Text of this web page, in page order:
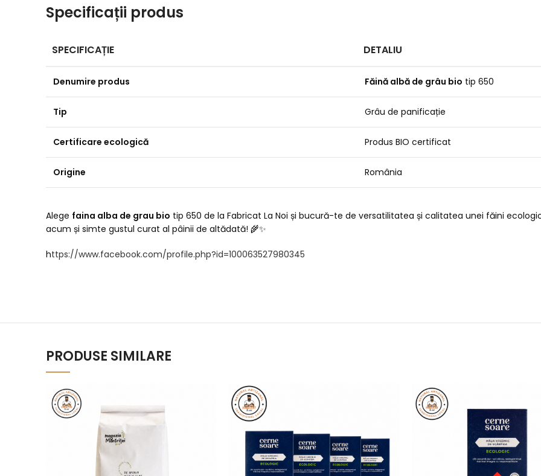
Specificații produs
SPECIFICAȚIE DETALIU
Denumire produs Făină albă de grâu bio tip 650
Tip Grâu de panificație
Certificare ecologică Produs BIO certificat
Origine România
Alege faina alba de grau bio tip 650 de la Fabricat La Noi și bucură-te de versatilitatea și calitatea unei făini
acum și simte gustul curat al pâinii de altădată! 🌾✨
https://www.facebook.com/profile.php?id=100063527980345
PRODUSE SIMILARE